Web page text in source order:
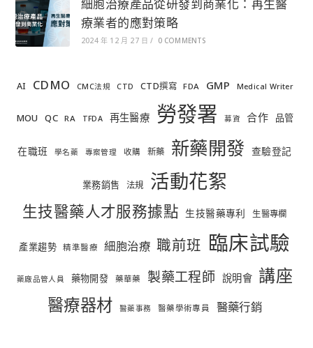
細胞治療產品從研發到商業化：再生醫
療業者的應對策略
2024 年 12 月 27 日 / 0 COMMENTS
AI CDMO CMC法規 CTD CTD撰寫 FDA GMP Medical Writer
MOU QC RA TFDA 再生醫療 勞發署 募資 合作 品管
在職班 學名藥 專案管理 收購 新藥 新藥開發 查驗登記
業務銷售 法規 活動花絮
生技醫藥人才服務據點 生技醫藥專利 生醫專欄
產業趨勢 精準醫療 細胞治療 職前班 臨床試驗
藥廠品管人員 藥物開發 藥華藥 製藥工程師 說明會 講座
醫療器材 醫藥事務 醫藥學術專員 醫藥行銷